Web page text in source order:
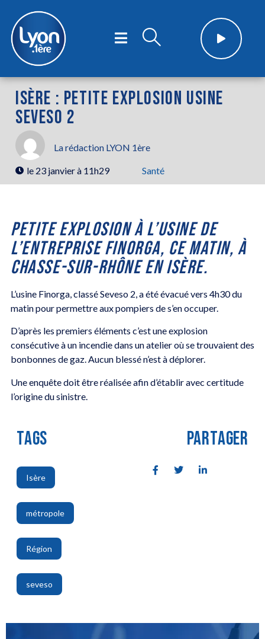
ISÈRE : PETITE EXPLOSION USINE
SEVESO 2
La rédaction LYON 1ère
le 23 janvier à 11h29 Santé
PETITE EXPLOSION À L’USINE DE
L’ENTREPRISE FINORGA, CE MATIN, À
CHASSE-SUR-RHÔNE EN ISÈRE.
L’usine Finorga, classé Seveso 2, a été évacué vers 4h30 du
matin pour permettre aux pompiers de s’en occuper.
D’après les premiers éléments c’est une explosion
consécutive à un incendie dans un atelier où se trouvaient des
bonbonnes de gaz. Aucun blessé n’est à déplorer.
Une enquête doit être réalisée afin d’établir avec certitude
l’origine du sinistre.
TAGS
Isère
,
métropole
,
Région
,
seveso
PARTAGER